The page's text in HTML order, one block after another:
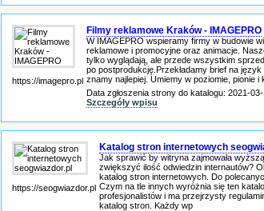
https://imagepro.pl
Filmy reklamowe Kraków - IMAGEPRO
W IMAGEPRO wspieramy firmy w budowie
reklamowe i promocyjne oraz animacje.
tylko wyglądają, ale przede wszystkim
po postprodukcję.Przekładamy brief na
znamy najlepiej. Umiemy w poziomie, pionie
Data zgłoszenia strony do katalogu: 2021-
Szczegóły wpisu
https://seogwiazdor.pl
Katalog stron internetowych
Jak sprawić by witryna zajmowała
zwiększyć ilość odwiedzin internautów?
katalog stron internetowych. Do
Czym na tle innych wyróżnia się ten
profesjonalistów i ma przejrzysty
katalog stron. Każdy wp